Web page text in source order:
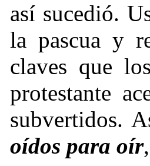
así sucedió.
la pascua y
claves que
protestante
subvertidos.
oídos para oír